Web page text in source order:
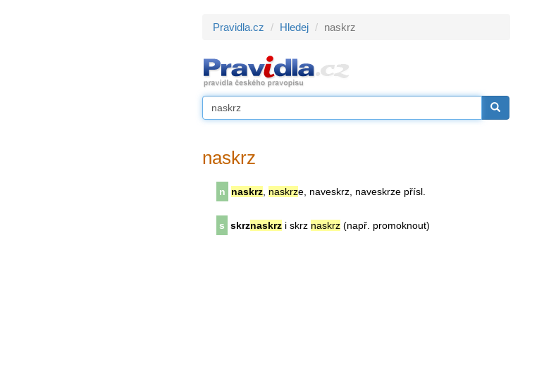
Pravidla.cz Hledej naskrz
naskrz
n naskrz naskrze, naveskrz, naveskrze přísl.
s skrznaskrz i skrz naskrz (např. promoknout)